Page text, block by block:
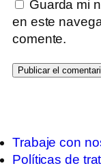
Guarda mi
en este
comente.
Trabaje con
Políticas de